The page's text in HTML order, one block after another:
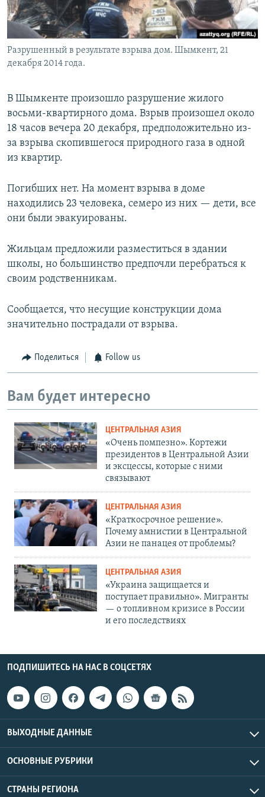
Разрушенный в результате взрыва дом. Шымкент, 21
декабря 2014 года.
В Шымкенте произошло разрушение жилого
восьми-квартирного дома. Взрыв произошел около
18 часов вечера 20 декабря, предположительно из-
за взрыва скопившегося природного газа в одной
из квартир.
Погибших нет. На момент взрыва в доме
находились 23 человека, семеро из них — дети, все
они были эвакуированы.
Жильцам предложили разместиться в здании
школы, но большинство предпочли перебраться к
своим родственникам.
Сообщается, что несущие конструкции дома
значительно пострадали от взрыва.
Поделиться Follow us
Вам будет интересно
ЦЕНТРАЛЬНАЯ АЗИЯ
«Очень помпезно». Кортежи
президентов в Центральной Азии
и эксцессы, которые с ними
связывают
ЦЕНТРАЛЬНАЯ АЗИЯ
«Краткосрочное решение».
Почему амнистии в Центральной
Азии не панацея от проблемы?
ЦЕНТРАЛЬНАЯ АЗИЯ
«Украина защищается и
поступает правильно». Мигранты
— о топливном кризисе в России
и его последствиях
ПОДПИШИТЕСЬ НА НАС В СОЦСЕТЯХ
ВЫХОДНЫЕ ДАННЫЕ
ОСНОВНЫЕ РУБРИКИ
СТРАНЫ РЕГИОНА